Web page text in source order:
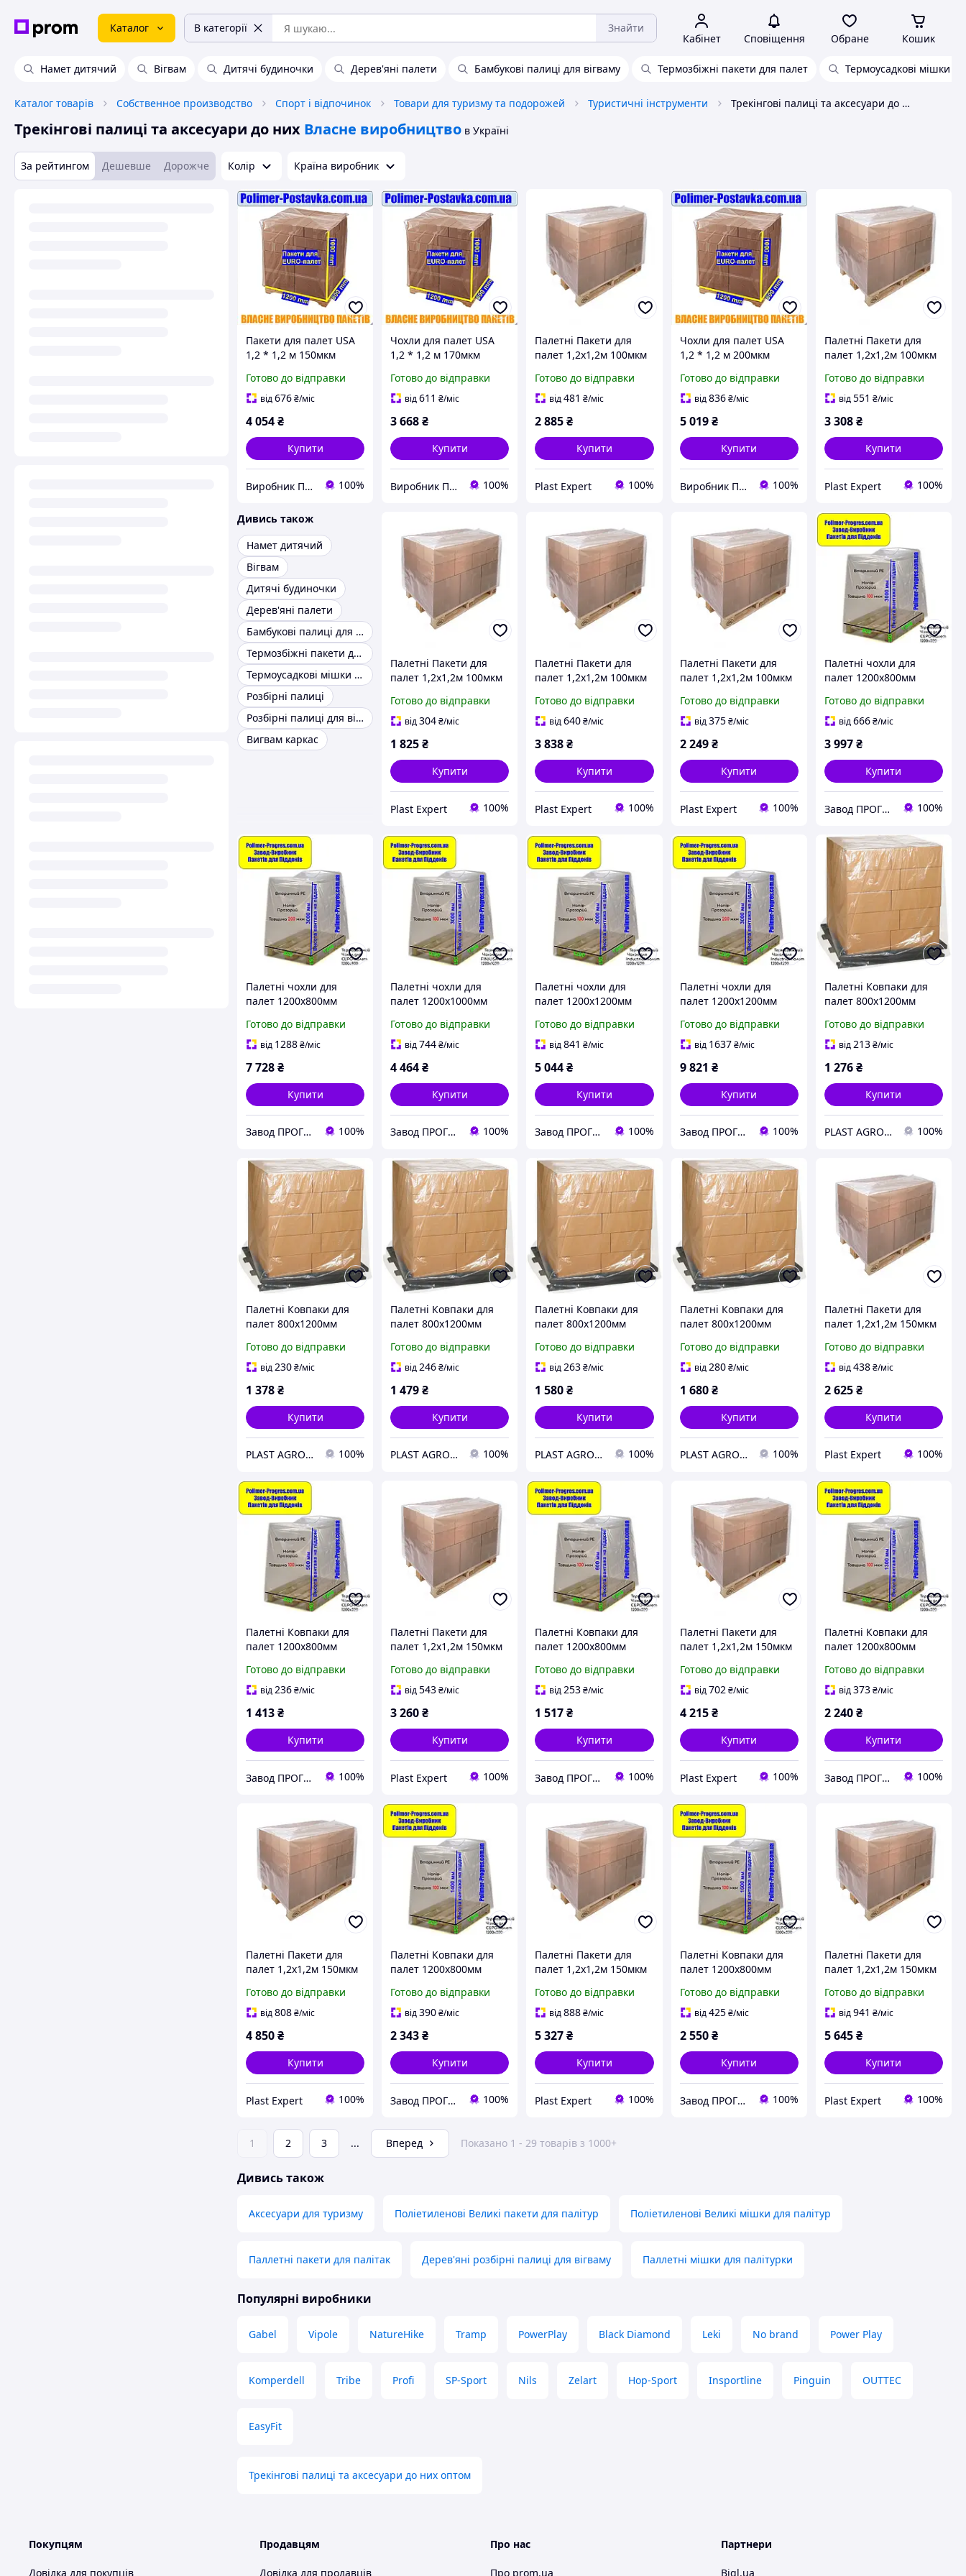
Каталог В категорії Знайти
Кабінет Сповіщення Обране Кошик
Намет дитячий Вігвам Дитячі будиночки Дерев'яні палети Бамбукові палиці для вігваму Термозбіжні пакети для палет Термоусадкові мішки
Каталог товарів Собственное производство Спорт і відпочинок Товари для туризму та подорожей Туристичні інструменти Трекінгові палиці та аксесуари до них Власне виробництво
Трекінгові палиці та аксесуари до них Власне виробництво в Україні
За рейтингом Дешевше Дорожче Колір Країна виробник
Пакети для палет USA
1,2 * 1,2 м 150мкм
(ВТОРИННІ) 10шт
Готово до відправки
від676₴/міс
4 054₴
Купити
Виробник ПОЛІМЕР ПОСТАВКА 100%
Чохли для палет USA
1,2 * 1,2 м 170мкм
(ВТОРИННІ) 10шт
Готово до відправки
від611 ₴/міс
3 668₴
Купити
Виробник ПОЛІМЕР ПОСТАВКА 100%
Палетні Пакети для
палет 1,2х1,2м 100мкм
(вторинний PE) 10шт
Готово до відправки
від481 ₴/міс
2 885₴
Купити
Plast Expert 100%
Чохли для палет USA
1,2 * 1,2 м 200мкм
(ВТОРИННІ) 10шт
Готово до відправки
від836 ₴/міс
5 019 ₴
Купити
Виробник ПОЛІМЕР ПОСТАВКА 100%
Палетні Пакети для
палет 1,2х1,2м 100мкм
(вторинний PE) 10шт
Готово до відправки
від551 ₴/міс
3 308₴
Купити
Plast Expert 100%
Дивись також
Намет дитячий
Вігвам
Дитячі будиночки
Дерев'яні палети
Бамбукові палиці для вігваму
Термозбіжні пакети для палет
Термоусадкові мішки для палітурки
Розбірні палиці
Розбірні палиці для вігваму
Вигвам каркас
Палетні Пакети для
палет 1,2х1,2м 100мкм
(вторинний PE) 10шт
Готово до відправки
від304₴/міс
1 825₴
Купити
Plast Expert 100%
Палетні Пакети для
палет 1,2х1,2м 100мкм
(вторинний PE) 10шт
Готово до відправки
від640₴/міс
3 838₴
Купити
Plast Expert 100%
Палетні Пакети для
палет 1,2х1,2м 100мкм
(вторинний PE) 10шт
Готово до відправки
від375 ₴/міс
2 249 ₴
Купити
Plast Expert 100%
Палетні чохли для
палет 1200х800мм
3,0м (вторинний PE)
10шт
Готово до відправки
від666₴/міс
3 997₴
Купити
Завод ПРОГРЕС Полімер 100%
Палетні чохли для
палет 1200х800мм
3,0м (вторинний PE)
10шт
Готово до відправки
від 1288₴/міс
7 728₴
Купити
Завод ПРОГРЕС Полімер 100%
Палетні чохли для
палет 1200х1000мм
3,0м (вторинний PE)
10шт
Готово до відправки
від744₴/міс
4 464₴
Купити
Завод ПРОГРЕС Полімер 100%
Палетні чохли для
палет 1200х1200мм
3,0м (вторинний PE)
10шт
Готово до відправки
від841 ₴/міс
5 044₴
Купити
Завод ПРОГРЕС Полімер 100%
Палетні чохли для
палет 1200х1200мм
3,0м (вторинний PE)
10шт
Готово до відправки
від 1637 ₴/міс
9 821 ₴
Купити
Завод ПРОГРЕС Полімер 100%
Палетні Ковпаки для
палет 800х1200мм
40см (вторинний PE)
Готово до відправки
від 213₴/міс
1 276₴
Купити
PLAST AGRO - Зростаймо Разом! 100%
Палетні Ковпаки для
палет 800х1200мм
50см (вторинний PE)
Готово до відправки
від230₴/міс
1 378₴
Купити
PLAST AGRO - Зростаймо Разом! 100%
Палетні Ковпаки для
палет 800х1200мм
60см (вторинний PE)
Готово до відправки
від246₴/міс
1 479₴
Купити
PLAST AGRO - Зростаймо Разом! 100%
Палетні Ковпаки для
палет 800х1200мм
70см (вторинний PE)
Готово до відправки
від263₴/міс
1 580₴
Купити
PLAST AGRO - Зростаймо Разом! 100%
Палетні Ковпаки для
палет 800х1200мм
80см (вторинний PE)
Готово до відправки
від280 ₴/міс
1 680 ₴
Купити
PLAST AGRO - Зростаймо Разом! 100%
Палетні Пакети для
палет 1,2х1,2м 150мкм
(вторинний PE) 10шт
Готово до відправки
від438₴/міс
2 625₴
Купити
Plast Expert 100%
Палетні Ковпаки для
палет 1200х800мм
0,5м (вторинний PE)
10шт
Готово до відправки
від236₴/міс
1 413₴
Купити
Завод ПРОГРЕС Полімер 100%
Палетні Пакети для
палет 1,2х1,2м 150мкм
(вторинний PE) 10шт
Готово до відправки
від543₴/міс
3 260₴
Купити
Plast Expert 100%
Палетні Ковпаки для
палет 1200х800мм
0,6м (вторинний PE)
10шт
Готово до відправки
від253₴/міс
1 517₴
Купити
Завод ПРОГРЕС Полімер 100%
Палетні Пакети для
палет 1,2х1,2м 150мкм
(вторинний PE) 10шт
Готово до відправки
від702 ₴/міс
4 215 ₴
Купити
Plast Expert 100%
Палетні Ковпаки для
палет 1200х800мм
1,3м (вторинний PE)
10шт
Готово до відправки
від373₴/міс
2 240₴
Купити
Завод ПРОГРЕС Полімер 100%
Палетні Пакети для
палет 1,2х1,2м 150мкм
(вторинний PE) 10шт
Готово до відправки
від808₴/міс
4 850₴
Купити
Plast Expert 100%
Палетні Ковпаки для
палет 1200х800мм
1,4м (вторинний PE)
10шт
Готово до відправки
від390₴/міс
2 343₴
Купити
Завод ПРОГРЕС Полімер 100%
Палетні Пакети для
палет 1,2х1,2м 150мкм
(вторинний PE) 10шт
Готово до відправки
від888₴/міс
5 327₴
Купити
Plast Expert 100%
Палетні Ковпаки для
палет 1200х800мм
1,6м (вторинний PE)
10шт
Готово до відправки
від425 ₴/міс
2 550 ₴
Купити
Завод ПРОГРЕС Полімер 100%
Палетні Пакети для
палет 1,2х1,2м 150мкм
(вторинний PE) 10шт
Готово до відправки
від941 ₴/міс
5 645₴
Купити
Plast Expert 100%
1 2 3 ... Вперед Показано 1 - 29 товарів з 1000+
Дивись також
Аксесуари для туризму Поліетиленові Великі пакети для палітур Поліетиленові Великі мішки для палітур
Паллетні пакети для палітак Дерев'яні розбірні палиці для вігваму Паллетні мішки для палітурки
Популярні виробники
Gabel Vipole NatureHike Tramp PowerPlay Black Diamond Leki No brand Power Play
Komperdell Tribe Profi SP-Sport Nils Zelart Hop-Sport Insportline Pinguin OUTTEC
EasyFit
Трекінгові палиці та аксесуари до них оптом
Покупцям
Довідка для покупців
Продавцям
Довідка для продавців
Про нас
Про prom.ua
Партнери
Bigl.ua